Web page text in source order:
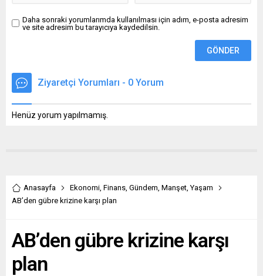
Daha sonraki yorumlarımda kullanılması için adım, e-posta adresim
ve site adresim bu tarayıcıya kaydedilsin.
Ziyaretçi Yorumları - 0 Yorum
Henüz yorum yapılmamış.
Anasayfa Ekonomi Finans Gündem Manşet ,Yaşam
AB’den gübre krizine karşı plan
AB’den gübre krizine karşı
plan